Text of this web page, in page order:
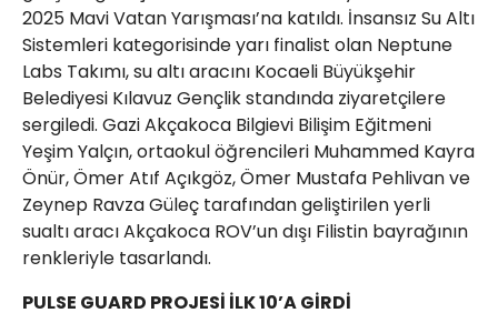
2025 Mavi Vatan Yarışması’na katıldı. İnsansız Su Altı
Sistemleri kategorisinde yarı finalist olan Neptune
Labs Takımı, su altı aracını Kocaeli Büyükşehir
Belediyesi Kılavuz Gençlik standında ziyaretçilere
sergiledi. Gazi Akçakoca Bilgievi Bilişim Eğitmeni
Yeşim Yalçın, ortaokul öğrencileri Muhammed Kayra
Önür, Ömer Atıf Açıkgöz, Ömer Mustafa Pehlivan ve
Zeynep Ravza Güleç tarafından geliştirilen yerli
sualtı aracı Akçakoca ROV’un dışı Filistin bayrağının
renkleriyle tasarlandı.
PULSE GUARD PROJESİ İLK 10’A GİRDİ